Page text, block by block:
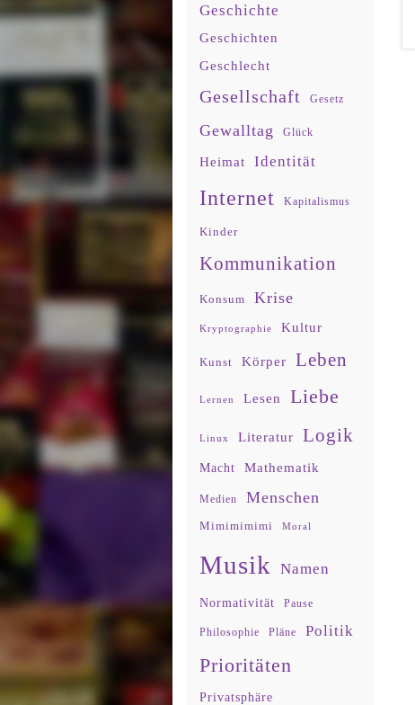
Geschichte
Geschichten
Geschlecht
Gesellschaft Gesetz
Gewalltag Glück
Heimat Identität
Internet Kapitalismus
Kinder
Kommunikation
Konsum Krise
Kryptographie Kultur
Kunst Körper Leben
Lernen Lesen Liebe
Linux Literatur Logik
Macht Mathematik
Medien Menschen
Mimimimimi Moral
Musik Namen
Normativität Pause
Philosophie Pläne Politik
Prioritäten
Privatsphäre